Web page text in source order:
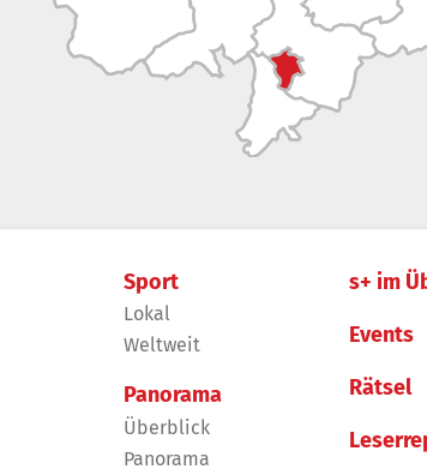
Sport
Lokal
Weltweit
Panorama
Überblick
Panorama
s+ im
Events
Rätsel